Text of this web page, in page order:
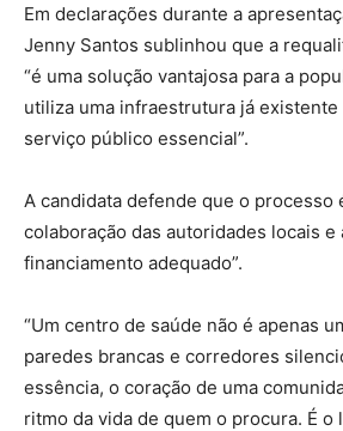
Em declarações durante a
Jenny Santos sublinhou que a
“é uma solução vantajosa para a
utiliza uma infraestrutura já existente
serviço público essencial”.
A candidata defende que o processo
colaboração das autoridades locais e
financiamento adequado”.
“Um centro de saúde não é apenas
paredes brancas e corredores
essência, o coração de uma
ritmo da vida de quem o procura. É o